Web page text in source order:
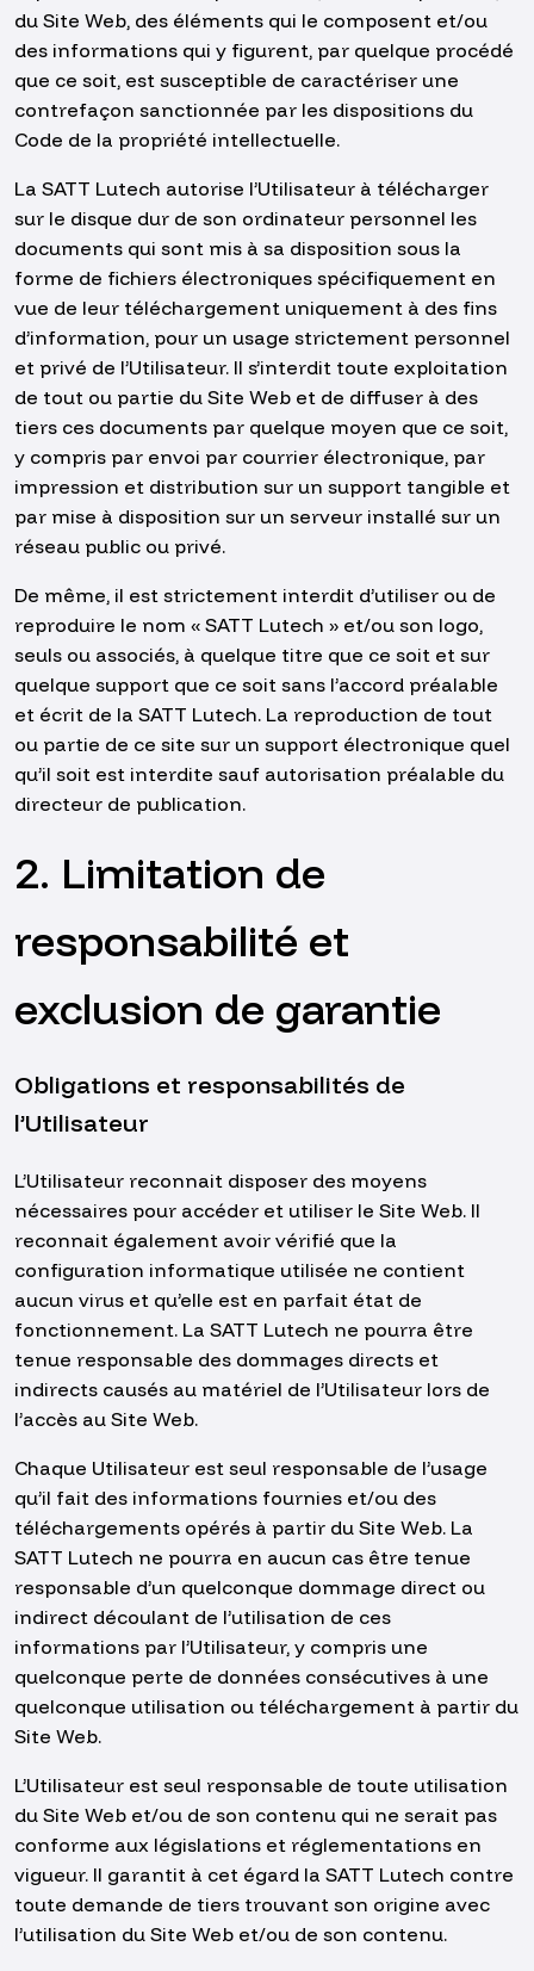
du Site Web, des éléments qui le composent et/ou
des informations qui y figurent, par quelque procédé
que ce soit, est susceptible de caractériser une
contrefaçon sanctionnée par les dispositions du
Code de la propriété intellectuelle.
La SATT Lutech autorise l’Utilisateur à télécharger
sur le disque dur de son ordinateur personnel les
documents qui sont mis à sa disposition sous la
forme de fichiers électroniques spécifiquement en
vue de leur téléchargement uniquement à des fins
d’information, pour un usage strictement personnel
et privé de l’Utilisateur. Il s’interdit toute exploitation
de tout ou partie du Site Web et de diffuser à des
tiers ces documents par quelque moyen que ce soit,
y compris par envoi par courrier électronique, par
impression et distribution sur un support tangible et
par mise à disposition sur un serveur installé sur un
réseau public ou privé.
De même, il est strictement interdit d’utiliser ou de
reproduire le nom « SATT Lutech » et/ou son logo,
seuls ou associés, à quelque titre que ce soit et sur
quelque support que ce soit sans l’accord préalable
et écrit de la SATT Lutech. La reproduction de tout
ou partie de ce site sur un support électronique quel
qu’il soit est interdite sauf autorisation préalable du
directeur de publication.
2. Limitation de
responsabilité et
exclusion de garantie
Obligations et responsabilités de
l’Utilisateur
L’Utilisateur reconnait disposer des moyens
nécessaires pour accéder et utiliser le Site Web. Il
reconnait également avoir vérifié que la
configuration informatique utilisée ne contient
aucun virus et qu’elle est en parfait état de
fonctionnement. La SATT Lutech ne pourra être
tenue responsable des dommages directs et
indirects causés au matériel de l’Utilisateur lors de
l’accès au Site Web.
Chaque Utilisateur est seul responsable de l’usage
qu’il fait des informations fournies et/ou des
téléchargements opérés à partir du Site Web. La
SATT Lutech ne pourra en aucun cas être tenue
responsable d’un quelconque dommage direct ou
indirect découlant de l’utilisation de ces
informations par l’Utilisateur, y compris une
quelconque perte de données consécutives à une
quelconque utilisation ou téléchargement à partir du
Site Web.
L’Utilisateur est seul responsable de toute utilisation
du Site Web et/ou de son contenu qui ne serait pas
conforme aux législations et réglementations en
vigueur. Il garantit à cet égard la SATT Lutech contre
toute demande de tiers trouvant son origine avec
l’utilisation du Site Web et/ou de son contenu.